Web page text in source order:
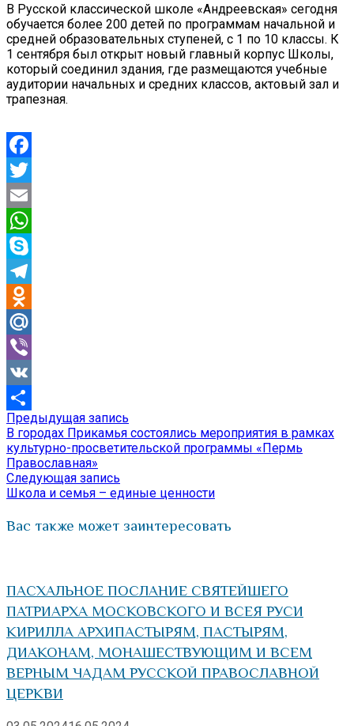
В Русской классической школе «Андреевская» сегодня
обучается более 200 детей по программам начальной и
средней образовательных ступеней, с 1 по 10 классы. К
1 сентября был открыт новый главный корпус Школы,
который соединил здания, где размещаются учебные
аудитории начальных и средних классов, актовый зал и
трапезная.
Facebook
Twitter
Email
WhatsApp
Skype
Telegram
Odnoklassniki
Mail.Ru
Viber
VK
Отправить
Навигация
по
записям
Предыдущая запись
запись:
В городах Прикамья состоялись мероприятия в рамках
культурно-просветительской программы «Пермь
Православная»
Следующая запись
запись:
Школа и семья – единые ценности
Вас также может заинтересовать
ПАСХАЛЬНОЕ ПОСЛАНИЕ СВЯТЕЙШЕГО
ПАТРИАРХА МОСКОВСКОГО И ВСЕЯ РУСИ
КИРИЛЛА АРХИПАСТЫРЯМ, ПАСТЫРЯМ,
ДИАКОНАМ, МОНАШЕСТВУЮЩИМ И ВСЕМ
ВЕРНЫМ ЧАДАМ РУССКОЙ ПРАВОСЛАВНОЙ
ЦЕРКВИ